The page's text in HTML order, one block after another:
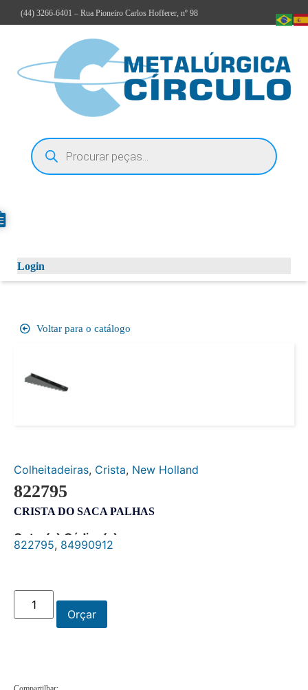
(44) 3266-6401 – Rua Pioneiro Carlos Hofferer, nº 98
Login
Voltar para o catálogo
Colheitadeiras, Crista, New Holland
822795
CRISTA DO SACA PALHAS
Outro(s) Código(s):
822795, 84990912
Orçar